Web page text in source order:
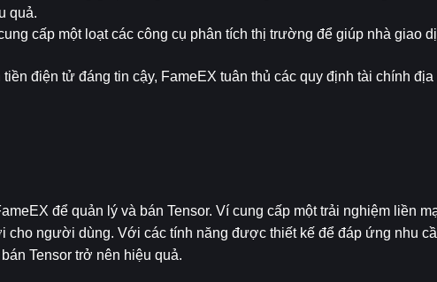
quả.
cấp một loạt các công cụ phân tích thị trường để giúp nhà giao
tiền điện tử đáng tin cậy, FameEX tuân thủ các quy định tài chính
để quản lý và bán Tensor. Ví cung cấp một trải nghiệm liền
cho người dùng. Với các tính năng được thiết kế để đáp ứng nhu
Tensor trở nên hiệu quả.